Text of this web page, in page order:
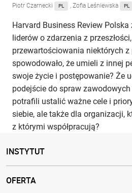
Piotr Czarnecki
PL , Zofia Leśniewska PL
Harvard Business Review Polska
liderów o zdarzenia z
przewartościowania niektórych z
spowodowało, że umieli z innej
swoje życie i postępowanie? Że
podejście do spraw
potrafili ustalić ważne cele i
siebie, ale także dla organizacji,
z którymi współpracują?
INSTYTUT
OFERTA